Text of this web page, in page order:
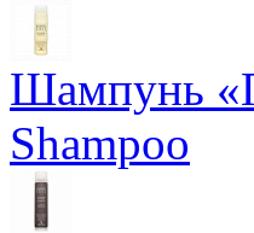
Шампунь
Shampoo